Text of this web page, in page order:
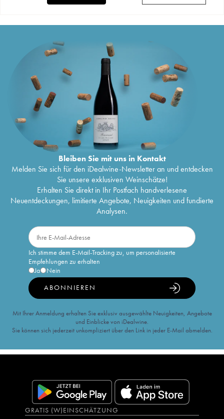
Bleiben Sie mit uns in Kontakt
Melden Sie sich für den iDealwine-Newsletter an und entdecken
Sie unsere exklusiven Weinschätze!
Erhalten Sie direkt in Ihr Postfach handverlesene
Neuentdeckungen, limitierte Angebote, Neuigkeiten und fundierte
Analysen.
Ich stimme dem E-Mail-Tracking zu, um personalisierte
Empfehlungen zu erhalten
Ja
Nein
ABONNIEREN
Mit Ihrer Anmeldung erhalten Sie exklusiv ausgewählte Neuigkeiten, Angebote
und Einblicke von iDealwine.
Sie können sich jederzeit unkompliziert über den Link in jeder E-Mail abmelden.
GRATIS (W)EINSCHÄTZUNG